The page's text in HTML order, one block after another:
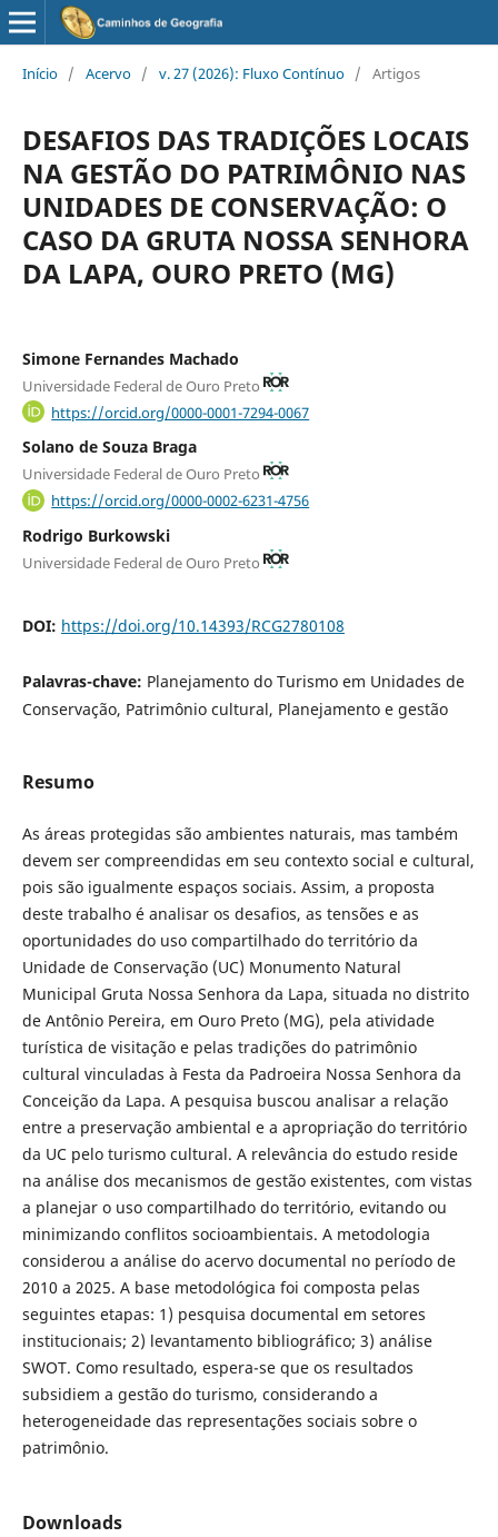
Início / Acervo / v. 27 (2026): Fluxo Contínuo / Artigos
DESAFIOS DAS TRADIÇÕES LOCAIS
NA GESTÃO DO PATRIMÔNIO NAS
UNIDADES DE CONSERVAÇÃO: O
CASO DA GRUTA NOSSA SENHORA
DA LAPA, OURO PRETO (MG)
Simone Fernandes Machado
Universidade Federal de Ouro Preto
https://orcid.org/0000-0001-7294-0067
Solano de Souza Braga
Universidade Federal de Ouro Preto
https://orcid.org/0000-0002-6231-4756
Rodrigo Burkowski
Universidade Federal de Ouro Preto
DOI: https://doi.org/10.14393/RCG2780108
Palavras-chave: Planejamento do Turismo em Unidades de
Conservação, Patrimônio cultural, Planejamento e gestão
Resumo
As áreas protegidas são ambientes naturais, mas também
devem ser compreendidas em seu contexto social e cultural,
pois são igualmente espaços sociais. Assim, a proposta
deste trabalho é analisar os desafios, as tensões e as
oportunidades do uso compartilhado do território da
Unidade de Conservação (UC) Monumento Natural
Municipal Gruta Nossa Senhora da Lapa, situada no distrito
de Antônio Pereira, em Ouro Preto (MG), pela atividade
turística de visitação e pelas tradições do patrimônio
cultural vinculadas à Festa da Padroeira Nossa Senhora da
Conceição da Lapa. A pesquisa buscou analisar a relação
entre a preservação ambiental e a apropriação do território
da UC pelo turismo cultural. A relevância do estudo reside
na análise dos mecanismos de gestão existentes, com vistas
a planejar o uso compartilhado do território, evitando ou
minimizando conflitos socioambientais. A metodologia
considerou a análise do acervo documental no período de
2010 a 2025. A base metodológica foi composta pelas
seguintes etapas: 1) pesquisa documental em setores
institucionais; 2) levantamento bibliográfico; 3) análise
SWOT. Como resultado, espera-se que os resultados
subsidiem a gestão do turismo, considerando a
heterogeneidade das representações sociais sobre o
patrimônio.
Downloads